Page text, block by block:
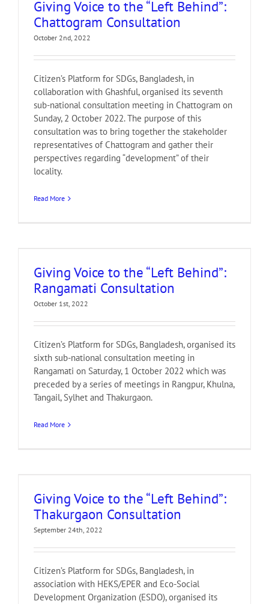
Giving Voice to the “Left Behind”:
Chattogram Consultation
October 2nd, 2022
Citizen’s Platform for SDGs, Bangladesh, in
collaboration with Ghashful, organised its seventh
sub-national consultation meeting in Chattogram on
Sunday, 2 October 2022. The purpose of this
consultation was to bring together the stakeholder
representatives of Chattogram and gather their
perspectives regarding “development” of their
locality.
Read More
Giving Voice to the “Left Behind”:
Rangamati Consultation
October 1st, 2022
Citizen’s Platform for SDGs, Bangladesh, organised its
sixth sub-national consultation meeting in
Rangamati on Saturday, 1 October 2022 which was
preceded by a series of meetings in Rangpur, Khulna,
Tangail, Sylhet and Thakurgaon.
Read More
Giving Voice to the “Left Behind”:
Thakurgaon Consultation
September 24th, 2022
Citizen’s Platform for SDGs, Bangladesh, in
association with HEKS/EPER and Eco-Social
Development Organization (ESDO), organised its